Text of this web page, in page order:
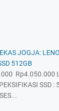
JOGJA:
512GB
Rp4.050.000
SSD :